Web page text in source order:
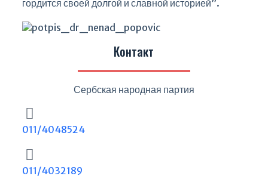
гордится своей долгой и славной историей”.
Контакт
Сербская народная партия
011/4048524
011/4032189